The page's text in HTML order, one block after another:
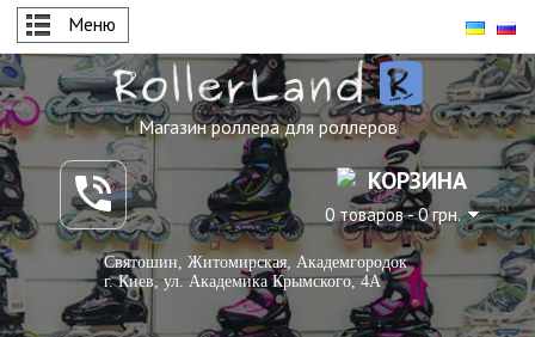
Меню
Магазин роллера для роллеров
КОРЗИНА
0 товаров - 0 грн.
Святошин, Житомирская, Академгородок
г. Киев, ул. Академика Крымского, 4А